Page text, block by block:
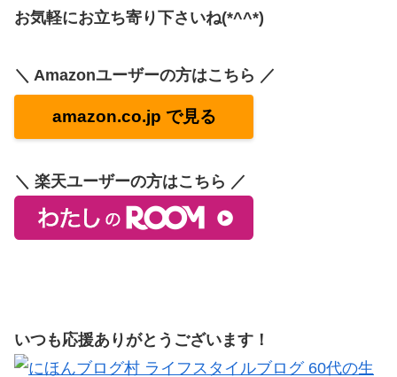
お気軽にお立ち寄り下さいね(*^^*)
＼ Amazonユーザーの方はこちら ／
amazon.co.jp で見る
＼ 楽天ユーザーの方はこちら ／
いつも応援ありがとうございます！